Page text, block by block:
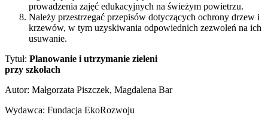
prowadzenia zajęć edukacyjnych na świeżym powietrzu.
Należy przestrzegać przepisów dotyczących ochrony drzew i
krzewów, w tym uzyskiwania odpowiednich zezwoleń na ich
usuwanie.
Tytuł: Planowanie i utrzymanie zieleni
przy szkołach
Autor: Małgorzata Piszczek, Magdalena Bar
Wydawca: Fundacja EkoRozwoju